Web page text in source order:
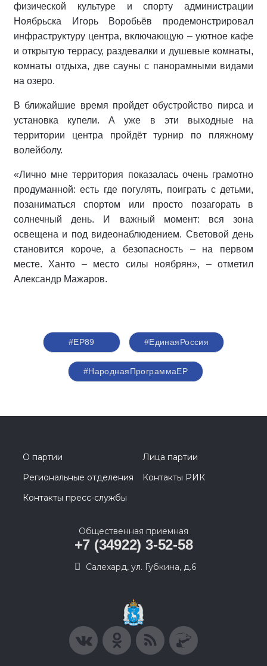
физической культуре и спорту администрации
Ноябрьска Игорь Воробьёв продемонстрировал
инфраструктуру центра, включающую – уютное кафе
и открытую террасу, раздевалки и душевые комнаты,
комнаты отдыха, две сауны с панорамными видами
на озеро.
В ближайшие время пройдет обустройство пирса и
установка купели. А уже в эти выходные на
территории центра пройдёт турнир по пляжному
волейболу.
«Лично мне территория показалась очень грамотно
продуманной: есть где погулять, поиграть с детьми,
позаниматься спортом или просто позагорать в
солнечный день. И важный момент: вся зона
освещена и под видеонаблюдением. Световой день
становится короче, а безопасность – на первом
месте. Ханто – место силы ноябрян», – отметил
Александр Мажаров.
#ЕР89 #‎ЕдинаяРоссия
#НароднаяПрограммаЕР
О партии
Лица партии
Региональные отделения
Контакты РИК
Контакты пресс-службы
Общественная приемная
+7 (34922) 3-52-58
Салехард, ул. Губкина, д.6